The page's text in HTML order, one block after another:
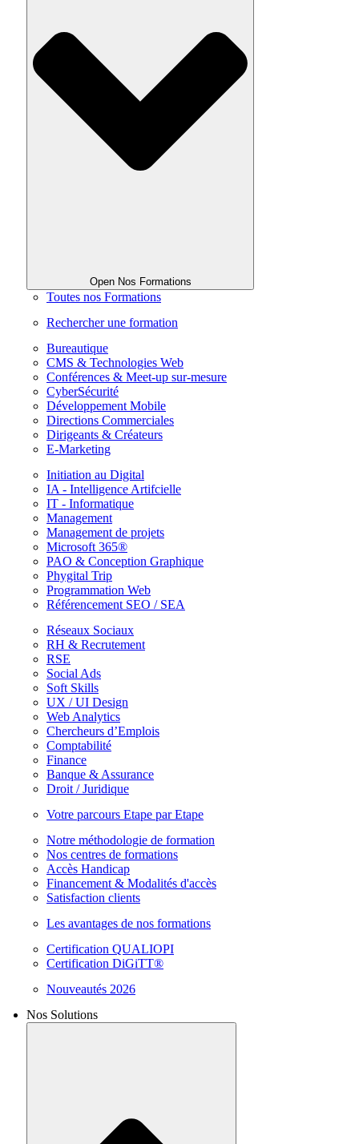
Open Nos Formations
Toutes nos Formations
Rechercher une formation
Bureautique
CMS & Technologies Web
Conférences & Meet-up sur-mesure
CyberSécurité
Développement Mobile
Directions Commerciales
Dirigeants & Créateurs
E-Marketing
Initiation au Digital
IA - Intelligence Artifcielle
IT - Informatique
Management
Management de projets
Microsoft 365®
PAO & Conception Graphique
Phygital Trip
Programmation Web
Référencement SEO / SEA
Réseaux Sociaux
RH & Recrutement
RSE
Social Ads
Soft Skills
UX / UI Design
Web Analytics
Chercheurs d’Emplois
Comptabilité
Finance
Banque & Assurance
Droit / Juridique
Votre parcours Etape par Etape
Notre méthodologie de formation
Nos centres de formations
Accès Handicap
Financement & Modalités d'accès
Satisfaction clients
Les avantages de nos formations
Certification QUALIOPI
Certification DiGiTT®
Nouveautés 2026
Nos Solutions